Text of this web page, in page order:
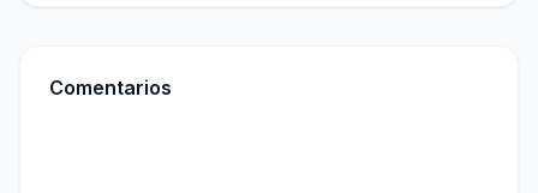
Comentarios